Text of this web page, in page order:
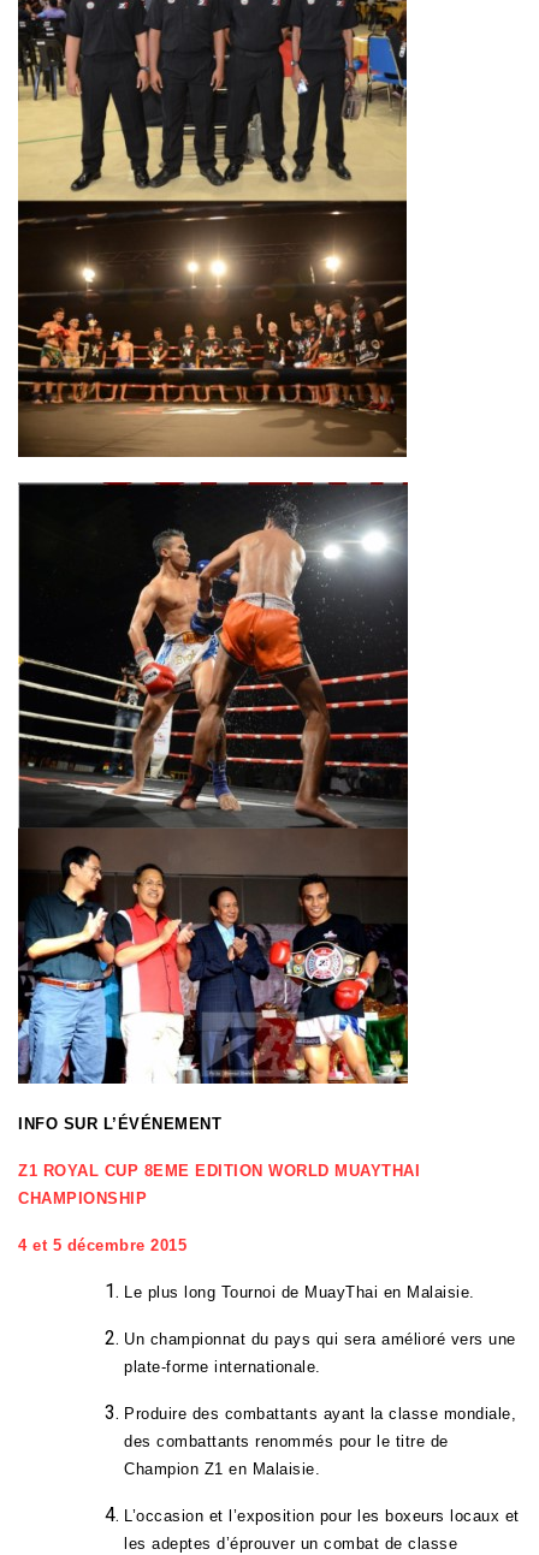
INFO SUR L’ÉVÉNEMENT
Z1 ROYAL CUP 8EME EDITION WORLD MUAYTHAI
CHAMPIONSHIP
4 et 5 décembre 2015
Le plus long Tournoi de MuayThai en Malaisie.
Un championnat du pays qui sera amélioré vers une
plate-forme internationale.
Produire des combattants ayant la classe mondiale,
des combattants renommés pour le titre de
Champion Z1 en Malaisie.
L’occasion et l’exposition pour les boxeurs locaux et
les adeptes d’éprouver un combat de classe